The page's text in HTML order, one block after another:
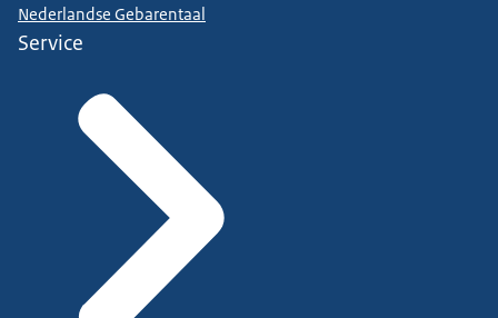
Nederlandse Gebarentaal
Service